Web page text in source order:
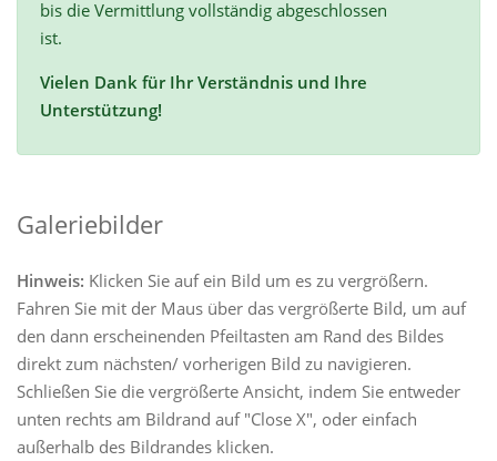
bis die Vermittlung vollständig abgeschlossen
ist.
Vielen Dank für Ihr Verständnis und Ihre
Unterstützung!
Galeriebilder
Hinweis: Klicken Sie auf ein Bild um es zu vergrößern.
Fahren Sie mit der Maus über das vergrößerte Bild, um auf
den dann erscheinenden Pfeiltasten am Rand des Bildes
direkt zum nächsten/ vorherigen Bild zu navigieren.
Schließen Sie die vergrößerte Ansicht, indem Sie entweder
unten rechts am Bildrand auf "Close X", oder einfach
außerhalb des Bildrandes klicken.